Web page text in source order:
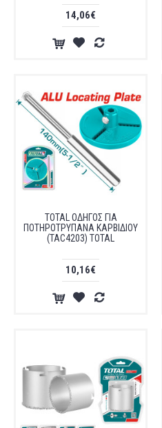
14,06€
TOTAL ΟΔΗΓΟΣ ΓΙΑ
ΠΟΤΗΡΟΤΡΥΠΑΝΑ ΚΑΡΒΙΔΙΟΥ
(TAC4203) TOTAL
10,16€